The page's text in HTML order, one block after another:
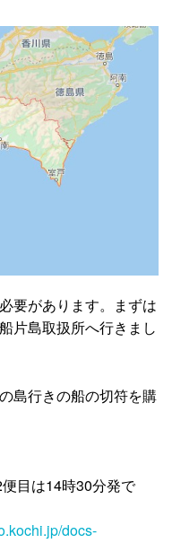
要があります。まずは
片島取扱所へ行きまし
島行きの船の切符を購
目は14時30分発で
docs-